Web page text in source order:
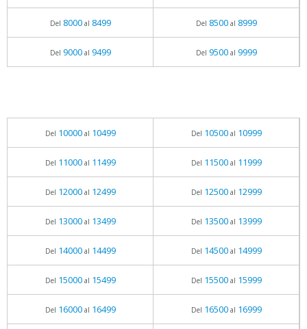
Del 8000al 8499 Del 8500al 8999
Del 9000al 9499 Del 9500al 9999
Del 10000al 10499 Del 10500al 10999
Del 11000al 11499 Del 11500al 11999
Del 12000al 12499 Del 12500al 12999
Del 13000al 13499 Del 13500al 13999
Del 14000al 14499 Del 14500al 14999
Del 15000al 15499 Del 15500al 15999
Del 16000al 16499 Del 16500al 16999